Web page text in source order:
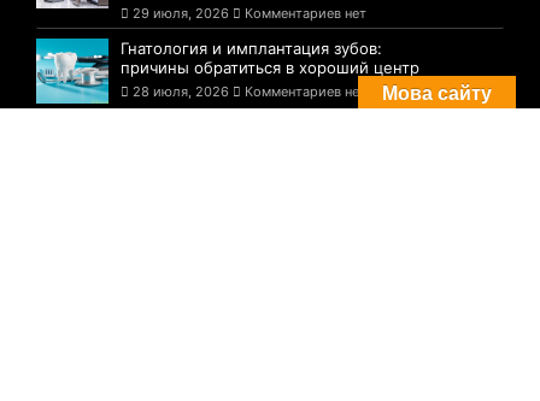
29 июля, 2026 Комментариев нет
Гнатология и имплантация зубов:
причины обратиться в хороший центр
28 июля, 2026 Комментариев нет Мова сайту